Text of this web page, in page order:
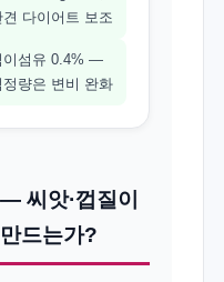
견 다이어트 보조
이섬유 0.4% —
정량은 변비 완화
씨앗·껍질이
드는가?